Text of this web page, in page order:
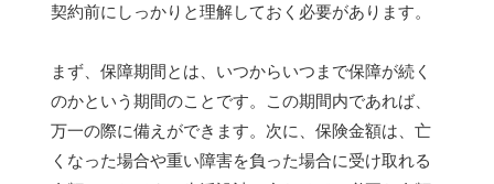
契約前にしっかりと理解しておく必要があります。
まず、保障期間とは、いつからいつまで保障が続く
のかという期間のことです。この期間内であれば、
万一の際に備えができます。次に、保険金額は、亡
くなった場合や重い障害を負った場合に受け取れる